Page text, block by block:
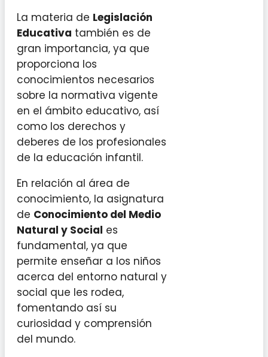
La materia de Legislación
Educativa también es de
gran importancia, ya que
proporciona los
conocimientos necesarios
sobre la normativa vigente
en el ámbito educativo, así
como los derechos y
deberes de los profesionales
de la educación infantil.
En relación al área de
conocimiento, la asignatura
de Conocimiento del Medio
Natural y Social es
fundamental, ya que
permite enseñar a los niños
acerca del entorno natural y
social que les rodea,
fomentando así su
curiosidad y comprensión
del mundo.